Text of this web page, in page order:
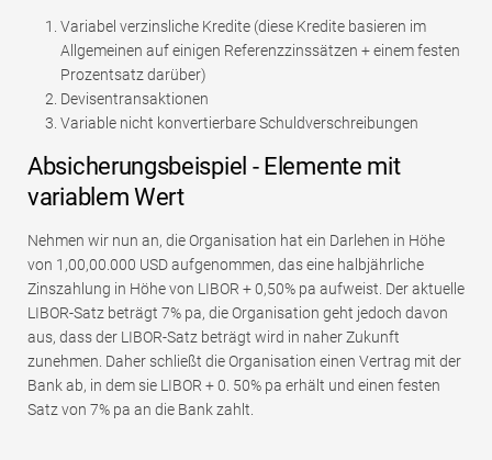
Variabel verzinsliche Kredite (diese Kredite basieren im
Allgemeinen auf einigen Referenzzinssätzen + einem festen
Prozentsatz darüber)
Devisentransaktionen
Variable nicht konvertierbare Schuldverschreibungen
Absicherungsbeispiel - Elemente mit
variablem Wert
Nehmen wir nun an, die Organisation hat ein Darlehen in Höhe
von 1,00,00.000 USD aufgenommen, das eine halbjährliche
Zinszahlung in Höhe von LIBOR + 0,50% pa aufweist. Der aktuelle
LIBOR-Satz beträgt 7% pa, die Organisation geht jedoch davon
aus, dass der LIBOR-Satz beträgt wird in naher Zukunft
zunehmen. Daher schließt die Organisation einen Vertrag mit der
Bank ab, in dem sie LIBOR + 0. 50% pa erhält und einen festen
Satz von 7% pa an die Bank zahlt.